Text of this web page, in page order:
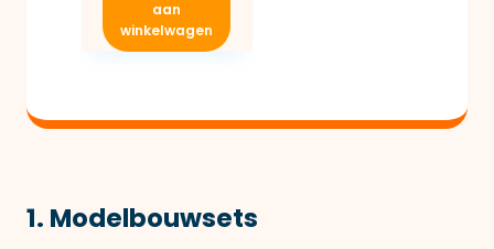
aan
winkelwagen
1. Modelbouwsets